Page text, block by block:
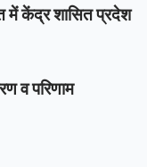
में केंद्र शासित प्रदेश
व परिणाम